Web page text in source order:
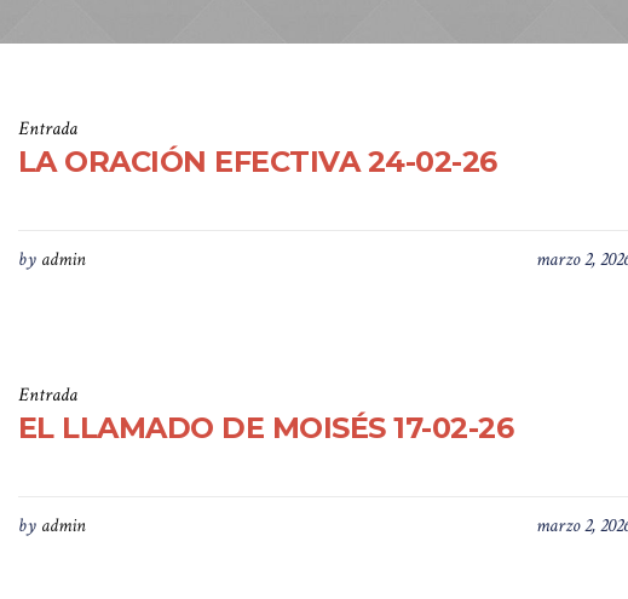
Entrada
LA ORACIÓN EFECTIVA 24-02-26
marzo 2,
by admin
Entrada
EL LLAMADO DE MOISÉS 17-02-26
marzo 2,
by admin